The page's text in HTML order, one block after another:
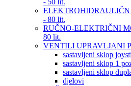
- 50 lit.
- 80 lit.
RUČNO-ELEKTRIČNI
80 lit.
VENTILI UPRAVLJANI
sastavljeni sklop
sastavljeni sklop 1
sastavljeni sklop
djelovi